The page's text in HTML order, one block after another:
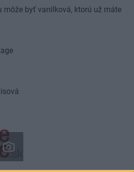
môže byť vanilková, ktorú už máte